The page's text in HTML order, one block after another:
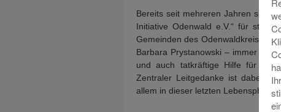
Bereits seit mehreren Jahren sind
Initiative Odenwald e.V.“ für
Gemeinden des Odenwaldkreises
Barbara Prystanowski – immer
und auch tatkräftige Hilfe für die
Zentraler Leitgedanke ist dabei
allem in dieser letzten Lebensphase.